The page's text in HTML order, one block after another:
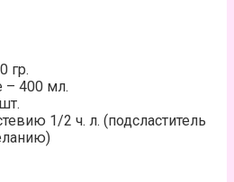
гр.
– 400 мл.
1/2 ч. л. (подсластитель